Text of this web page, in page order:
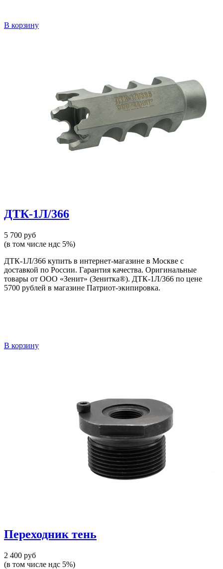
В корзину
ДТК-1Л/366
5 700 руб
(в том числе ндс 5%)
ДТК-1Л/366 купить в интернет-магазине в Москве с
доставкой по России. Гарантия качества. Оригинальные
товары от ООО «Зенит» (Зенитка®). ДТК-1Л/366 по цене
5700 рублей в магазине Патриот-экипировка.
В корзину
Переходник тень
2 400 руб
(в том числе ндс 5%)